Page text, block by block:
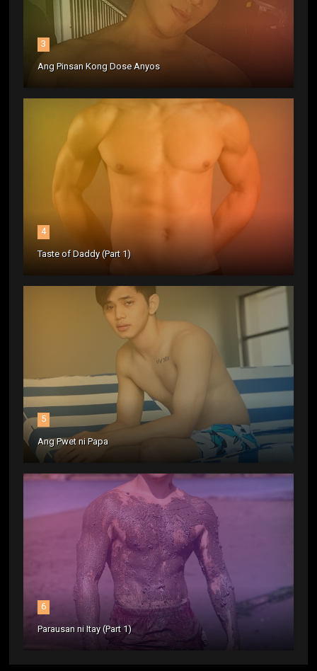
3
Ang Pinsan Kong Dose Anyos
4
Taste of Daddy (Part 1)
5
Ang Pwet ni Papa
6
Parausan ni Itay (Part 1)